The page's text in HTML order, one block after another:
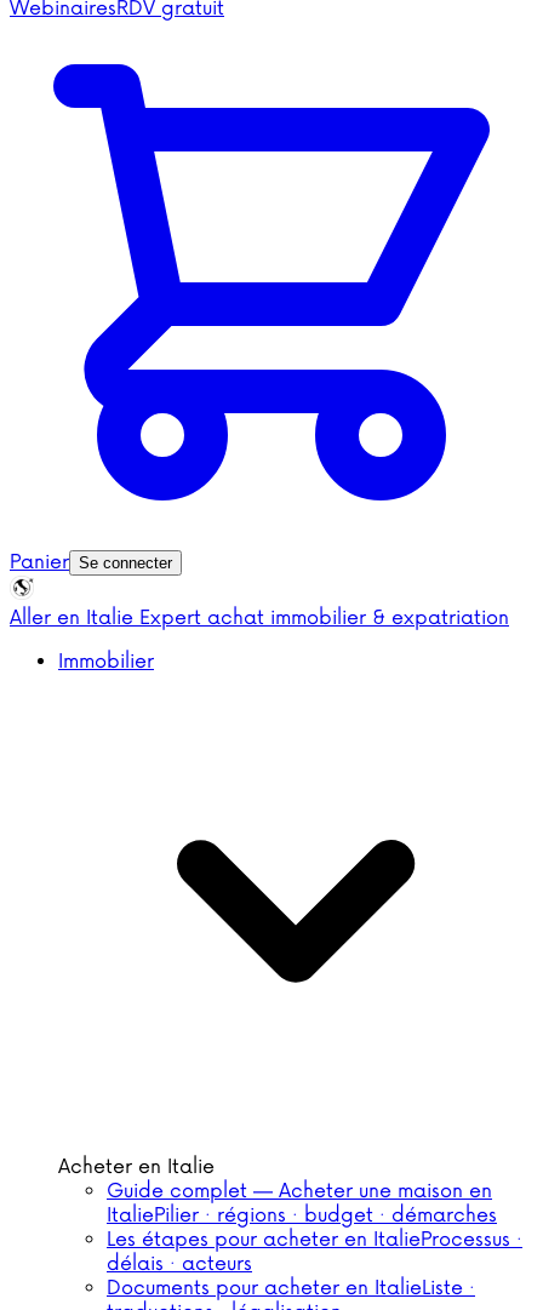
WebinairesRDV gratuit
Panier Se connecter
Aller en Italie Expert achat immobilier & expatriation
Immobilier
Acheter en Italie
Guide complet — Acheter une maison en
ItaliePilier · régions · budget · démarches
Les étapes pour acheter en ItalieProcessus ·
délais · acteurs
Documents pour acheter en ItalieListe ·